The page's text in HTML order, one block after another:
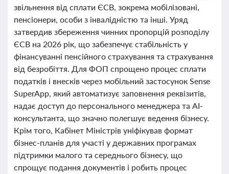
звільнення від сплати ЄСВ, зокрема мобілізовані,
пенсіонери, особи з інвалідністю та інші. Уряд
затвердив збереження чинних пропорцій розподілу
ЄСВ на 2026 рік, що забезпечує стабільність у
фінансуванні пенсійного страхування та страхування
від безробіття. Для ФОП спрощено процес сплати
податків і внесків через мобільний застосунок Sense
SuperApp, який автоматизує заповнення реквізитів,
надає доступ до персонального менеджера та АІ-
консультанта, що значно полегшує ведення бізнесу.
Крім того, Кабінет Міністрів уніфікував формат
бізнес-планів для участі у державних програмах
підтримки малого та середнього бізнесу, що
спрощує подання документів і робить процес